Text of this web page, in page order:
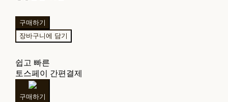
구매하기
장바구니에 담기
쉽고 빠른
토스페이 간편결제
구매하기